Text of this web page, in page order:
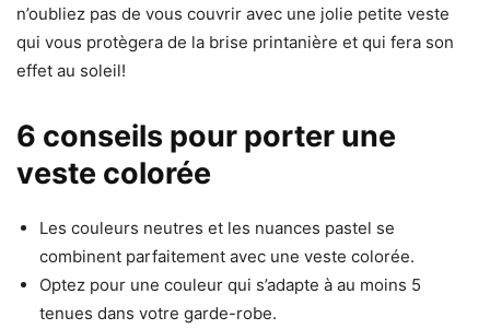
n’oubliez pas de vous couvrir avec une jolie petite veste
qui vous protègera de la brise printanière et qui fera son
effet au soleil!
6 conseils pour porter une
veste colorée
Les couleurs neutres et les nuances pastel se
combinent parfaitement avec une veste colorée.
Optez pour une couleur qui s’adapte à au moins 5
tenues dans votre garde-robe.